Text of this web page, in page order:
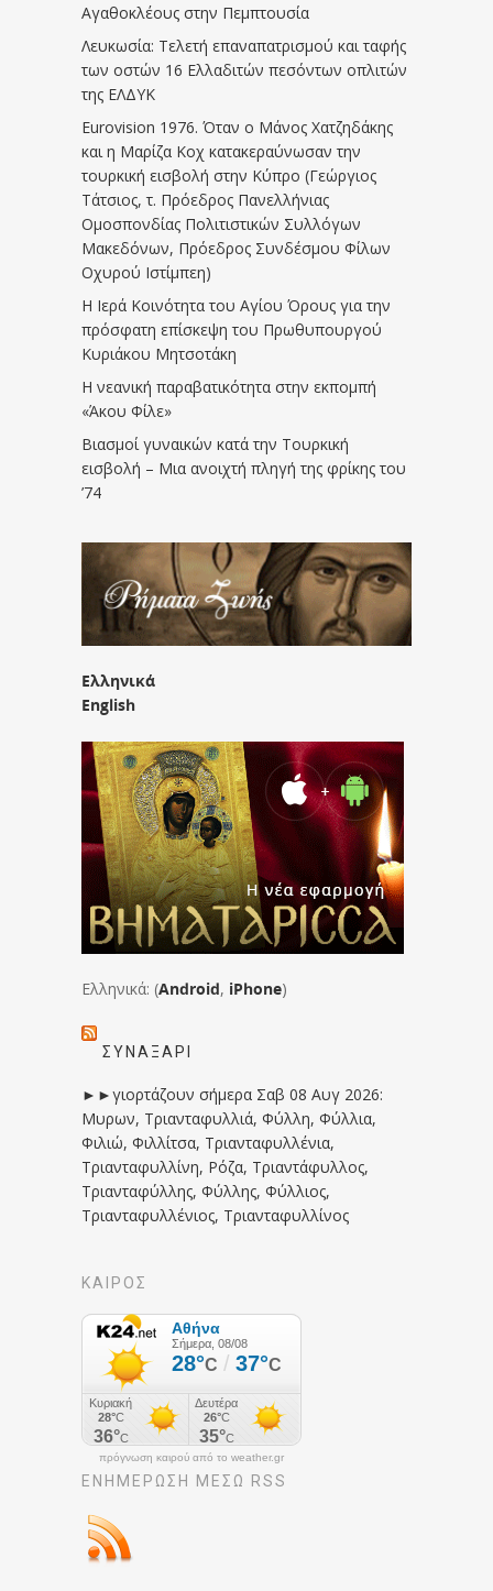
Αγαθοκλέους στην Πεμπτουσία
Λευκωσία: Τελετή επαναπατρισμού και ταφής
των οστών 16 Ελλαδιτών πεσόντων οπλιτών
της ΕΛΔΥΚ
Eurovision 1976. Όταν ο Μάνος Χατζηδάκης
και η Μαρίζα Κοχ κατακεραύνωσαν την
τουρκική εισβολή στην Κύπρο (Γεώργιος
Τάτσιος, τ. Πρόεδρος Πανελλήνιας
Ομοσπονδίας Πολιτιστικών Συλλόγων
Μακεδόνων, Πρόεδρος Συνδέσμου Φίλων
Οχυρού Ιστίμπεη)
Η Ιερά Κοινότητα του Αγίου Όρους για την
πρόσφατη επίσκεψη του Πρωθυπουργού
Κυριάκου Μητσοτάκη
Η νεανική παραβατικότητα στην εκπομπή
«Άκου Φίλε»
Βιασμοί γυναικών κατά την Τουρκική
εισβολή – Μια ανοιχτή πληγή της φρίκης του
’74
Ελληνικά
English
Ελληνικά: (Android, iPhone)
ΣΥΝΑΞΆΡΙ
►►γιορτάζουν σήμερα Σαβ 08 Αυγ 2026:
Μυρων, Τριανταφυλλιά, Φύλλη, Φύλλια,
Φιλιώ, Φιλλίτσα, Τριανταφυλλένια,
Τριανταφυλλίνη, Ρόζα, Τριαντάφυλλος,
Τριανταφύλλης, Φύλλης, Φύλλιος,
Τριανταφυλλένιος, Τριανταφυλλίνος
ΚΑΙΡΟΣ
πρόγνωση καιρού από το weather.gr
ΕΝΗΜΈΡΩΣΉ ΜΕΣΩ RSS